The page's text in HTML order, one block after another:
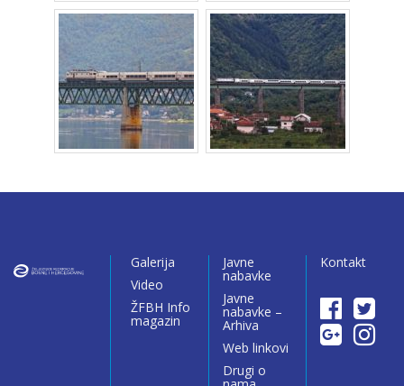
Galerija
Video
ŽFBH Info
magazin
Javne
nabavke
Javne
nabavke –
Arhiva
Web linkovi
Drugi o
Kontakt